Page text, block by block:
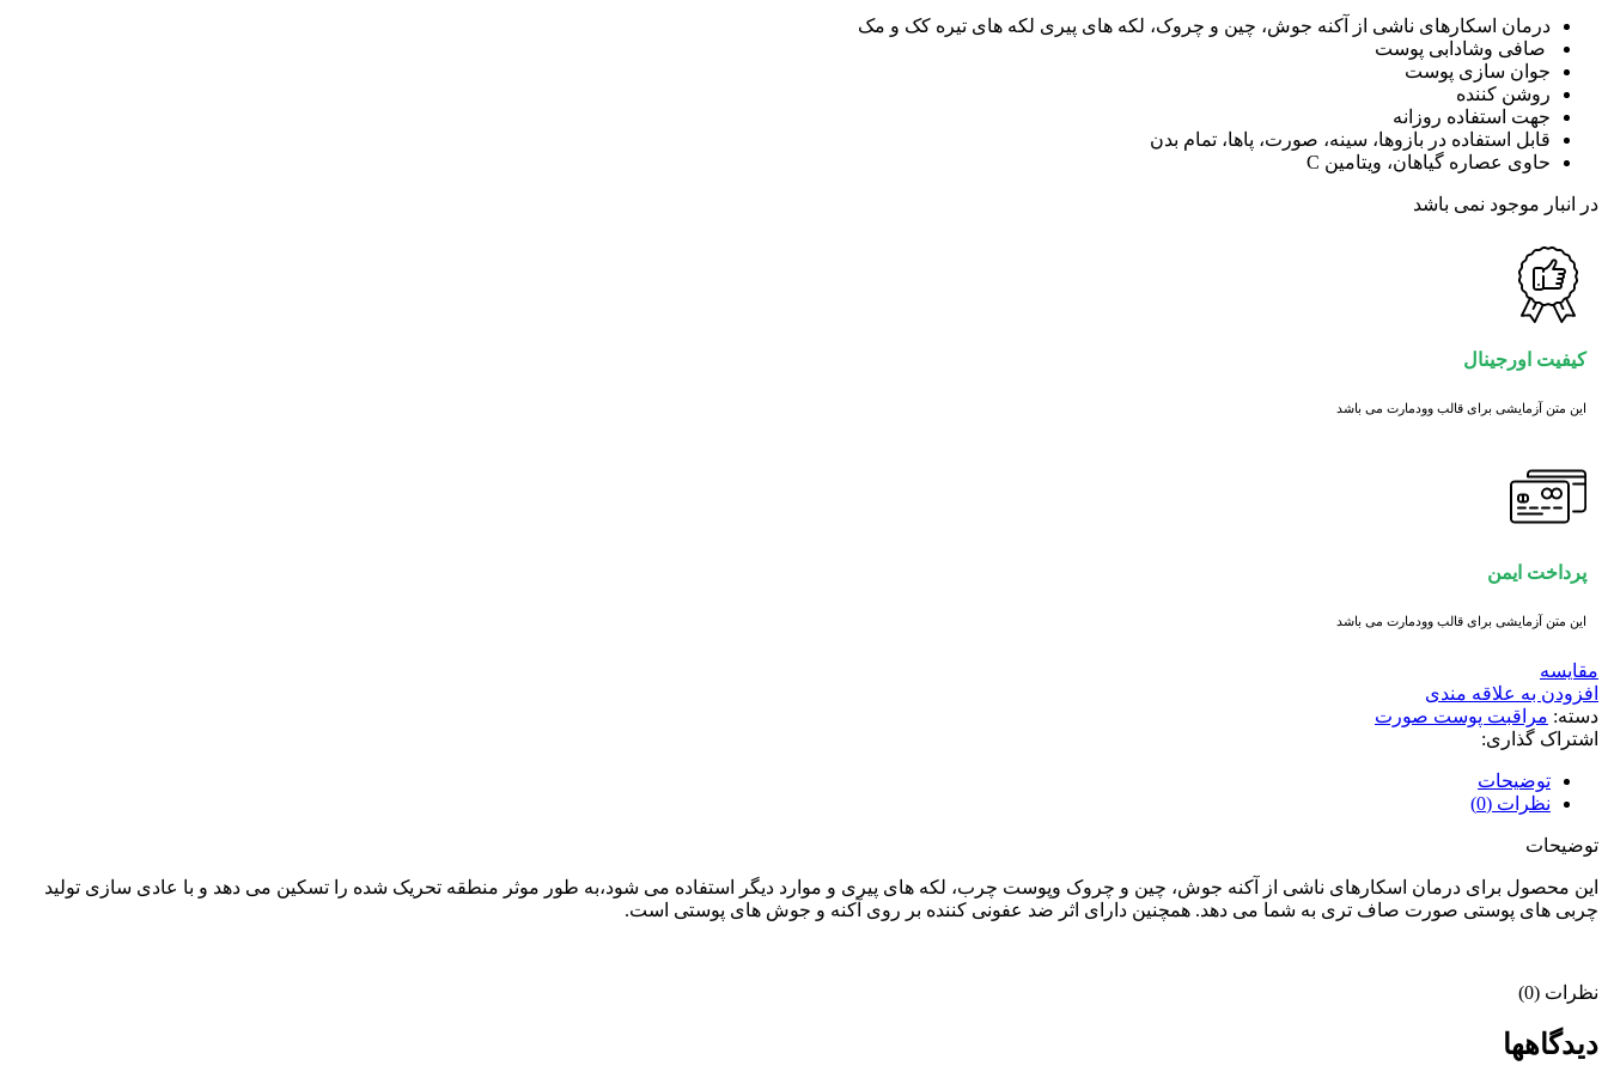
was:
490,000 تومان.
is:
درمان اسکارهای ناشی از آکنه جوش، چین و چروک، لکه های پیری لکه های تیره کک و مک
صافی وشادابی پوست
جوان سازی پوست
روشن کننده
جهت استفاده روزانه
قابل استفاده در بازوها، سینه، صورت، پاها، تمام بدن
حاوی عصاره گیاهان، ویتامین C
در انبار موجود نمی باشد
کیفیت اورجینال
این متن آزمایشی برای قالب وودمارت می باشد
پرداخت ایمن
این متن آزمایشی برای قالب وودمارت می باشد
مقايسه
افزودن به علاقه مندی
دسته: مراقبت پوست صورت
اشتراک گذاری:
توضیحات
نظرات (0)
توضیحات
این محصول برای درمان اسکارهای ناشی از آکنه جوش، چین و چروک وپوست چرب، لکه های پیری و موارد دیگر استفاده می شود،به طور موثر منطقه تحریک شده را تسکین می دهد و با عادی سازی تولید
چربی های پوستی صورت صاف تری به شما می دهد. همچنین دارای اثر ضد عفونی کننده بر روی آکنه و جوش های پوستی است.
نظرات (0)
دیدگاهها